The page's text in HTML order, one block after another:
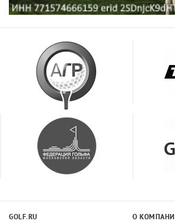
GOLF.RU О